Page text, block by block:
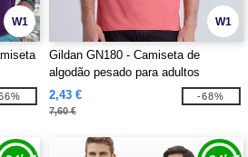
W1 W1
Gildan GN180 - Camiseta de
algodão pesado para adultos
2,43 €
7,60 €
-68%